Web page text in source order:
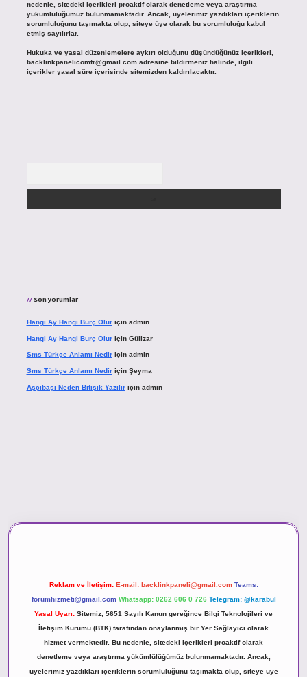
nedenle, sitedeki içerikleri proaktif olarak denetleme veya araştırma
yükümlülüğümüz bulunmamaktadır. Ancak, üyelerimiz yazdıkları içeriklerin
sorumluluğunu taşımakta olup, siteye üye olarak bu sorumluluğu kabul
etmiş sayılırlar.
Hukuka ve yasal düzenlemelere aykırı olduğunu düşündüğünüz içerikleri,
backlinkpanelicomtr@gmail.comadresine bildirmeniz halinde, ilgili
içerikler yasal süre içerisinde sitemizden kaldırılacaktır.
Son yorumlar
Hangi Ay Hangi Burç Oluriçin admin
Hangi Ay Hangi Burç Oluriçin Gülizar
Sms Türkçe Anlamı Nediriçin admin
Sms Türkçe Anlamı Nediriçin Şeyma
Aşçıbaşı Neden Bitişik Yazılıriçin admin
Reklam ve İletişim: E-mail: backlinkpaneli@gmail.com Teams:
forumhizmeti@gmail.com Whatsapp: 0262 606 0 726 Telegram: @karabul
Yasal Uyarı: Sitemiz, 5651 Sayılı Kanun gereğince Bilgi Teknolojileri ve
İletişim Kurumu (BTK) tarafından onaylanmış bir Yer Sağlayıcı olarak
hizmet vermektedir. Bu nedenle, sitedeki içerikleri proaktif olarak
denetleme veya araştırma yükümlülüğümüz bulunmamaktadır. Ancak,
üyelerimiz yazdıkları içeriklerin sorumluluğunu taşımakta olup, siteye üye